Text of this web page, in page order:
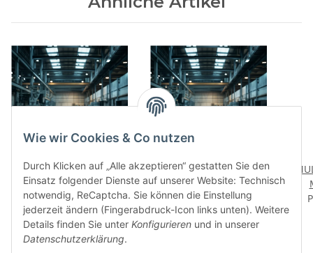
MULTI-SLIDE® GREASE
Bio 2 EP - synthetisches
Spezialfett biologisch
leicht abbaubar - mit
PTFE - NLGI 2
Preis auf Anfrage
MULTI-SLIDE® GREASE
MP 2 EP- Mehrzweckfett
mit PTFE - NLGI 2
Preis auf Anfrage
Wie wir Cookies & Co nutzen
Durch Klicken auf „Alle akzeptieren“ gestatten Sie den
Einsatz folgender Dienste auf unserer Website: Technisch
notwendig, ReCaptcha. Sie können die Einstellung
jederzeit ändern (Fingerabdruck-Icon links unten). Weitere
Details finden Sie unter Konfigurieren und in unserer
Datenschutzerklärung.